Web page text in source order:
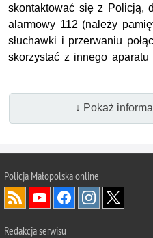
skontaktować się z Policją,
alarmowy 112 (należy
słuchawki i przerwaniu
skorzystać z innego aparatu
↓ Pokaż
Policja Małopolska online
Redakcja serwisu